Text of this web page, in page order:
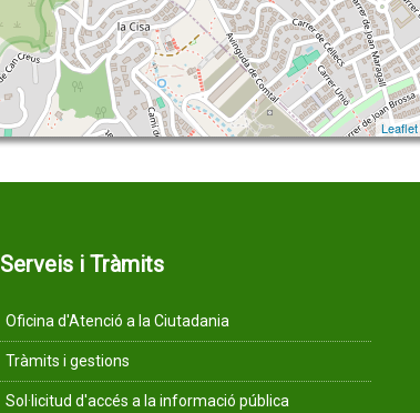
Leaflet
Serveis i Tràmits
Oficina d'Atenció a la Ciutadania
Tràmits i gestions
Sol·licitud d'accés a la informació pública